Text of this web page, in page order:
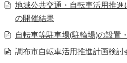
地域公共交通・自転車活用推進
の開催結果
自転車等駐車場(駐輪場)の設置
調布市自転車活用推進計画検討